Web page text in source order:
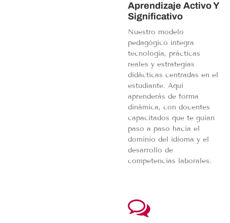
Aprendizaje Activo Y
Significativo
Nuestro modelo
pedagógico integra
tecnología, prácticas
reales y estrategias
didácticas centradas en el
estudiante. Aquí
aprenderás de forma
dinámica, con docentes
capacitados que te guían
paso a paso hacia el
dominio del idioma y el
desarrollo de
competencias laborales.